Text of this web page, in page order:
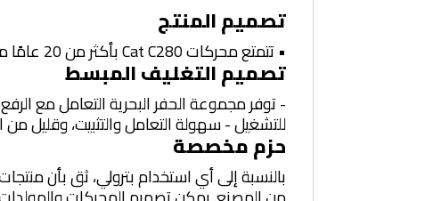
تصميم المنتج
• تتمتع محركات Cat C280 بأكثر من 20 عامًا من موثوقية المكونات ومتانتها من محركات 3600
تصميم التغليف المبسط
للتشغيل - سهولة التعامل والتثبيت، وقليل
حزم مخصصة